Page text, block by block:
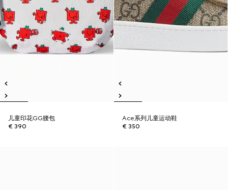
儿童印花GG腰包
€ 390
Ace系列儿童运动鞋
€ 350